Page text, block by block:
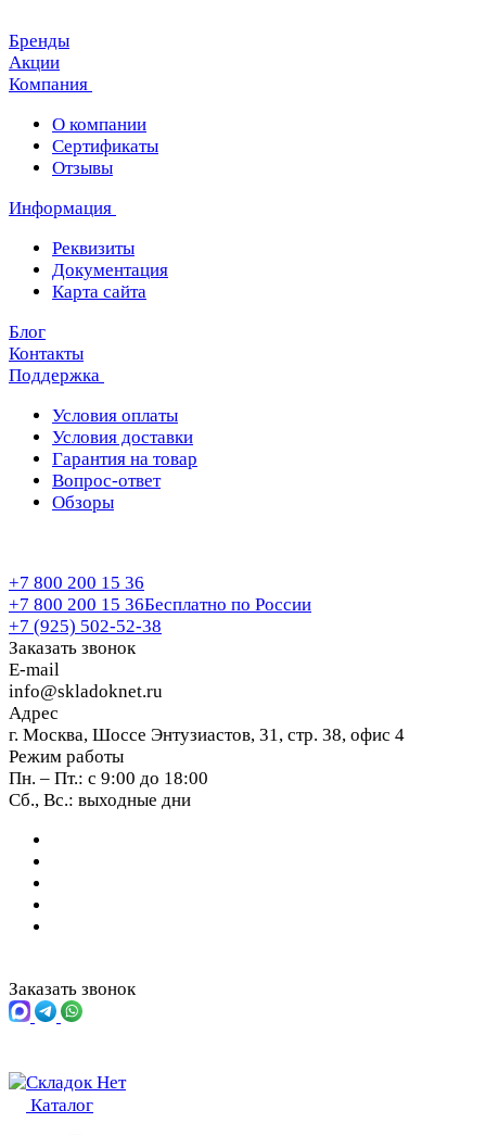
Бренды
Акции
Компания
О компании
Сертификаты
Отзывы
Информация
Реквизиты
Документация
Карта сайта
Блог
Контакты
Поддержка
Условия оплаты
Условия доставки
Гарантия на товар
Вопрос-ответ
Обзоры
+7 800 200 15 36
+7 800 200 15 36Бесплатно по России
+7 (925) 502-52-38
Заказать звонок
E-mail
info@skladoknet.ru
Адрес
г. Москва, Шоссе Энтузиастов, 31, стр. 38, офис 4
Режим работы
Пн. – Пт.: с 9:00 до 18:00
Сб., Вс.: выходные дни
Заказать звонок
Каталог